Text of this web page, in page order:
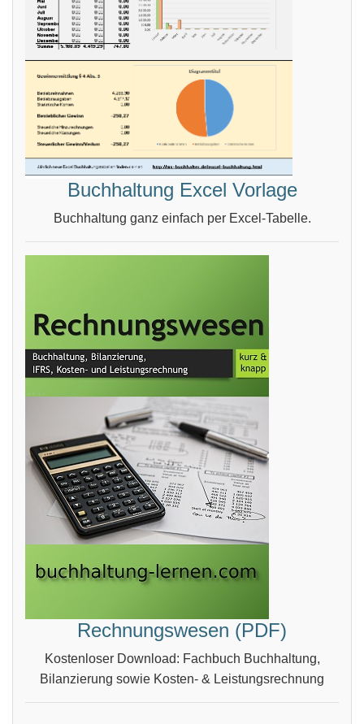
Buchhaltung Excel Vorlage
Buchhaltung ganz einfach per Excel-Tabelle.
Rechnungswesen (PDF)
Kostenloser Download: Fachbuch Buchhaltung,
Bilanzierung sowie Kosten- & Leistungsrechnung